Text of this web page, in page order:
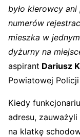
było kierowcy
numerów
mieszka w
dyżurny na
aspirant Dariusz
Powiatowej
Kiedy
adresu,
na klatkę